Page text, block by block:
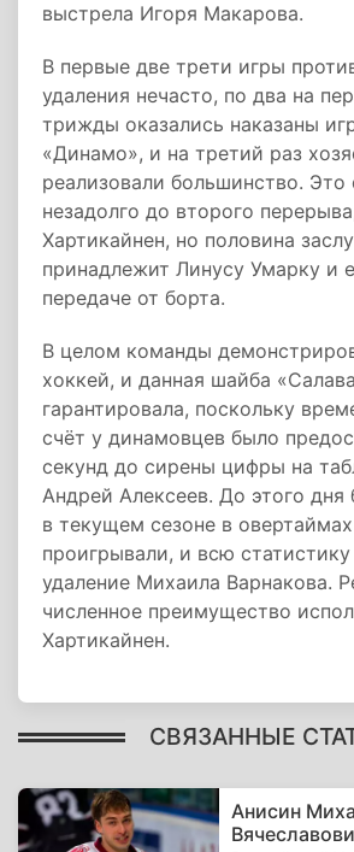
выстрела Игоря Макарова.
В первые две трети игры
удаления нечасто, по два на
трижды оказались наказаны
«Динамо», и на третий раз
реализовали большинство. Это
незадолго до второго
Хартикайнен, но половина
принадлежит Линусу Умарку и
передаче от борта.
В целом команды
хоккей, и данная шайба
гарантировала, поскольку
счёт у динамовцев было
секунд до сирены цифры на
Андрей Алексеев. До этого дня
в текущем сезоне в
проигрывали, и всю
удаление Михаила Варнакова.
численное преимущество
Хартикайнен.
СВЯЗАННЫЕ
Анисин